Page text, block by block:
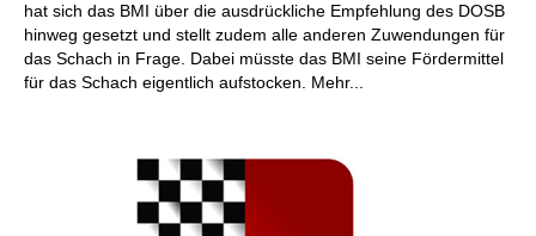
hat sich das BMI über die ausdrückliche Empfehlung des DOSB
hinweg gesetzt und stellt zudem alle anderen Zuwendungen für
das Schach in Frage. Dabei müsste das BMI seine Fördermittel
für das Schach eigentlich aufstocken. Mehr...